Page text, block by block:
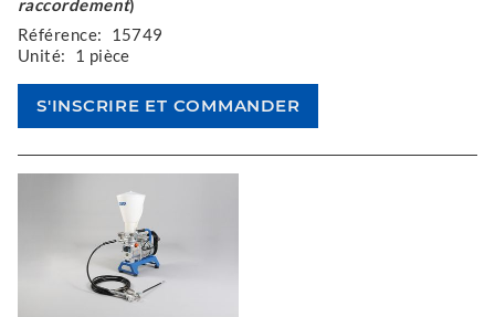
raccordement)
Référence:
15749
Unité:
1 pièce